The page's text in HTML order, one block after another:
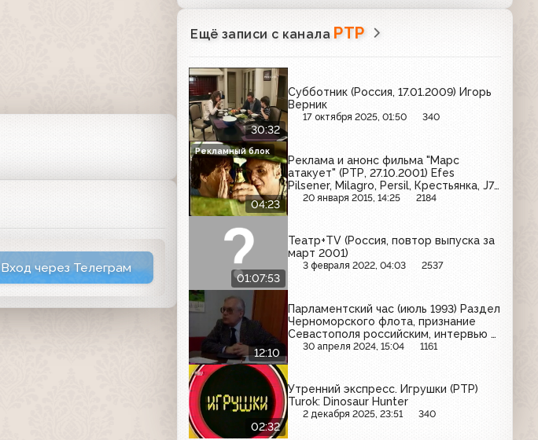
Вход через Телеграм
Ещё записи с канала РТР
30:32
Субботник (Россия, 17.01.2009) Игорь
Верник
17 октября 2025, 01:50 340
04:23
Реклама и анонс фильма "Марс
атакует" (РТР, 27.10.2001) Efes
Pilsener, Milagro, Persil, Крестьянка, J7,
Упсарин Упса, Pril, Samsung, Рыжий Ап,
20 января 2015, 14:25 2184
Рекламный блок
01:07:53
Театр+TV (Россия, повтор выпуска за
март 2001)
3 февраля 2022, 04:03 2537
12:10
Парламентский час (июль 1993) Раздел
Черноморского флота, признание
Севастополя российским, интервью с
??? по поводу внешней политики РФ
30 апреля 2024, 15:04 1161
02:32
Утренний экспресс. Игрушки (РТР)
Turok: Dinosaur Hunter
2 декабря 2025, 23:51 340